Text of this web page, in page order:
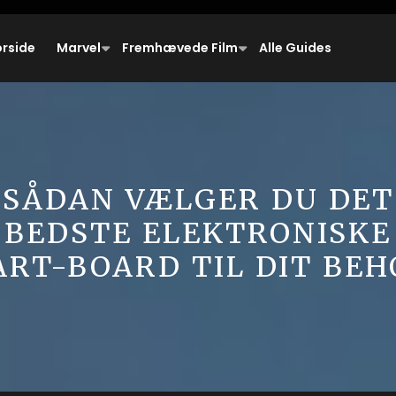
Marvel Fremhævede Film Alle Guides
SÅDAN VÆLGER DU DET
BEDSTE ELEKTRONISKE
BOARD TIL DIT